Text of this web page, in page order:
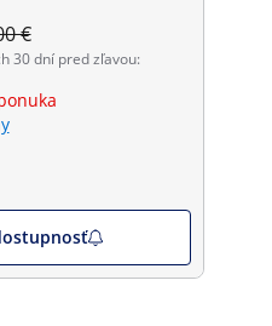
€
30 dní pred zľavou: